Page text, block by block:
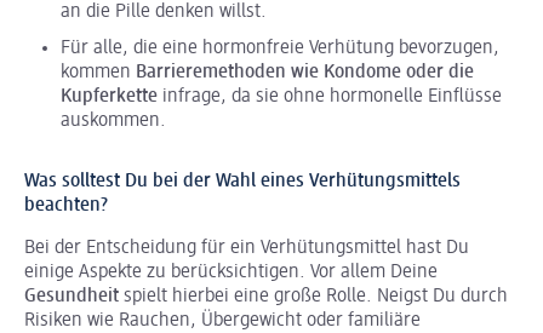
an die Pille denken willst.
Für alle, die eine hormonfreie Verhütung bevorzugen,
kommen Barrieremethoden wie Kondome oder die
Kupferkette infrage, da sie ohne hormonelle Einflüsse
auskommen.
Was solltest Du bei der Wahl eines Verhütungsmittels
beachten?
Bei der Entscheidung für ein Verhütungsmittel hast Du
einige Aspekte zu berücksichtigen. Vor allem Deine
Gesundheit spielt hierbei eine große Rolle. Neigst Du durch
Risiken wie Rauchen, Übergewicht oder familiäre